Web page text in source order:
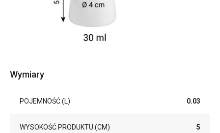
Wymiary
POJEMNOŚĆ (L) 0.03
WYSOKOŚĆ PRODUKTU (CM) 5